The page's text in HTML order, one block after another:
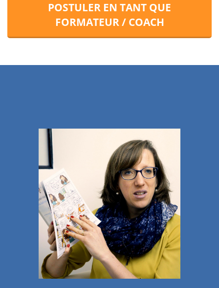
POSTULER EN TANT QUE
FORMATEUR / COACH